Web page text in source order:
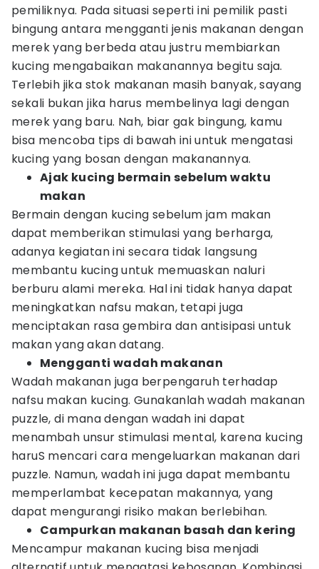
pemiliknya. Pada situasi seperti ini pemilik pasti
bingung antara mengganti jenis makanan dengan
merek yang berbeda atau justru membiarkan
kucing mengabaikan makanannya begitu saja.
Terlebih jika stok makanan masih banyak, sayang
sekali bukan jika harus membelinya lagi dengan
merek yang baru. Nah, biar gak bingung, kamu
bisa mencoba tips di bawah ini untuk mengatasi
kucing yang bosan dengan makanannya.
Ajak kucing bermain sebelum waktu
makan
Bermain dengan kucing sebelum jam makan
dapat memberikan stimulasi yang berharga,
adanya kegiatan ini secara tidak langsung
membantu kucing untuk memuaskan naluri
berburu alami mereka. Hal ini tidak hanya dapat
meningkatkan nafsu makan, tetapi juga
menciptakan rasa gembira dan antisipasi untuk
makan yang akan datang.
Mengganti wadah makanan
Wadah makanan juga berpengaruh terhadap
nafsu makan kucing. Gunakanlah wadah makanan
puzzle, di mana dengan wadah ini dapat
menambah unsur stimulasi mental, karena kucing
haruS mencari cara mengeluarkan makanan dari
puzzle. Namun, wadah ini juga dapat membantu
memperlambat kecepatan makannya, yang
dapat mengurangi risiko makan berlebihan.
Campurkan makanan basah dan kering
Mencampur makanan kucing bisa menjadi